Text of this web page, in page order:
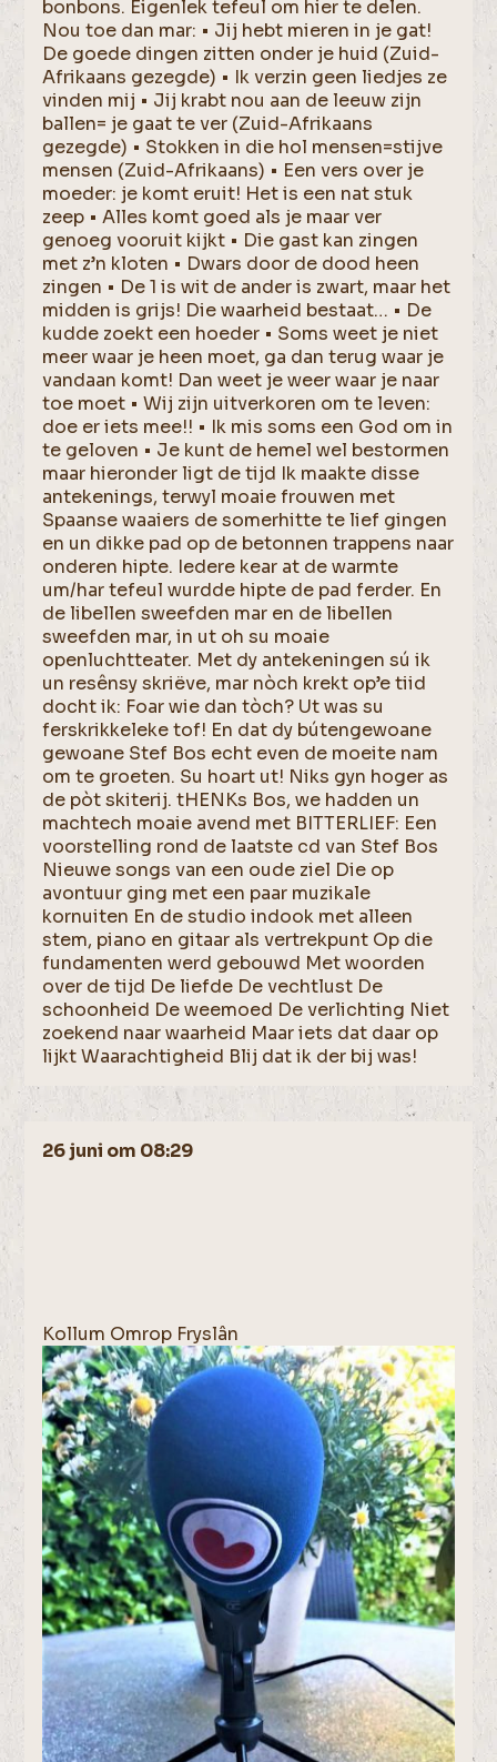
bonbons. Eigenlek tefeul om hier te delen.
Nou toe dan mar: • Jij hebt mieren in je gat!
De goede dingen zitten onder je huid (Zuid-
Afrikaans gezegde) • Ik verzin geen liedjes ze
vinden mij • Jij krabt nou aan de leeuw zijn
ballen= je gaat te ver (Zuid-Afrikaans
gezegde) • Stokken in die hol mensen=stijve
mensen (Zuid-Afrikaans) • Een vers over je
moeder: je komt eruit! Het is een nat stuk
zeep • Alles komt goed als je maar ver
genoeg vooruit kijkt • Die gast kan zingen
met z’n kloten • Dwars door de dood heen
zingen • De 1 is wit de ander is zwart, maar het
midden is grijs! Die waarheid bestaat… • De
kudde zoekt een hoeder • Soms weet je niet
meer waar je heen moet, ga dan terug waar je
vandaan komt! Dan weet je weer waar je naar
toe moet • Wij zijn uitverkoren om te leven:
doe er iets mee!! • Ik mis soms een God om in
te geloven • Je kunt de hemel wel bestormen
maar hieronder ligt de tijd Ik maakte disse
antekenings, terwyl moaie frouwen met
Spaanse waaiers de somerhitte te lief gingen
en un dikke pad op de betonnen trappens naar
onderen hipte. Iedere kear at de warmte
um/har tefeul wurdde hipte de pad ferder. En
de libellen sweefden mar en de libellen
sweefden mar, in ut oh su moaie
openluchtteater. Met dy antekeningen sú ik
un resênsy skriëve, mar nòch krekt op’e tiid
docht ik: Foar wie dan tòch? Ut was su
ferskrikkeleke tof! En dat dy bútengewoane
gewoane Stef Bos echt even de moeite nam
om te groeten. Su hoart ut! Niks gyn hoger as
de pòt skiterij. tHENKs Bos, we hadden un
machtech moaie avend met BITTERLIEF: Een
voorstelling rond de laatste cd van Stef Bos
Nieuwe songs van een oude ziel Die op
avontuur ging met een paar muzikale
kornuiten En de studio indook met alleen
stem, piano en gitaar als vertrekpunt Op die
fundamenten werd gebouwd Met woorden
over de tijd De liefde De vechtlust De
schoonheid De weemoed De verlichting Niet
zoekend naar waarheid Maar iets dat daar op
lijkt Waarachtigheid Blij dat ik der bij was!
26 juni om 08:29
Kollum Omrop Fryslân